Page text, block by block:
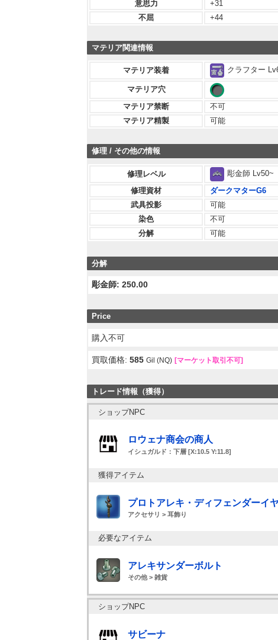
意思力
+31
不屈
+44
マテリア関連情報
マテリア装着 クラフター
マテリア穴
マテリア禁断
不可
マテリア精製
可能
修理 / その他の情報
修理レベル
彫金師 Lv50~
修理資材
ダークマターG6
武具投影
可能
染色
不可
分解
可能
分解
彫金師: 250.00
Price
購入不可
買取価格:585 Gil (NQ) [マーケット取引不可]
トレード情報（獲得）
ショップNPC
ロウェナ商会の商人
イシュガルド：下層 [X:10.5 Y:11.8]
獲得アイテム
プロトアレキ・ディフェンダーイ
アクセサリ > 耳飾り
必要なアイテム
アレキサンダーボルト
その他 > 雑貨
ショップNPC
サビーナ